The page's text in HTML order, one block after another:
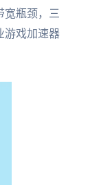
宽瓶颈，三
游戏加速器